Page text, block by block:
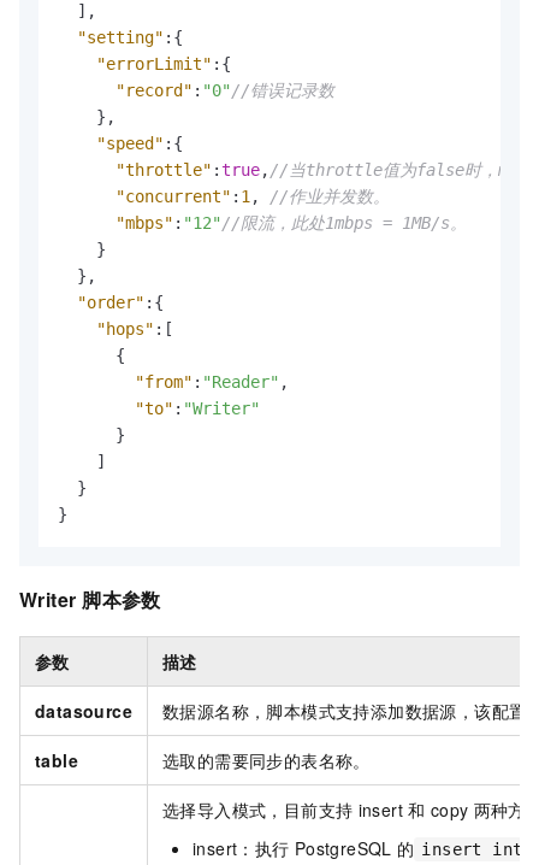
] ,
"setting" : {
"errorLimit" : {
"record" : "0"//错误记录数
} ,
"speed" : {
"throttle" :true,//当throttle值为false时，mbps
"concurrent" : 1,
//作业并发数。
"mbps" : "12"//限流，此处1mbps = 1MB/s。
}
} ,
"order" : {
"hops" : [
{
"from" : "Reader" ,
"to" : "Writer"
}
]
}
}
Writer 脚本参数
参数 描述
datasource 数据源名称，脚本模式支持添加数据源，该配置
table 选取的需要同步的表名称。
选择导入模式，目前支持 insert 和 copy 两种方
insert ：执行 PostgreSQL 的 insert